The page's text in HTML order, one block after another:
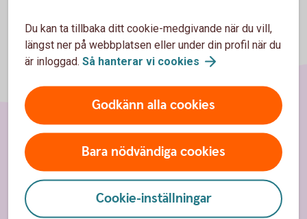
Du kan ta tillbaka ditt cookie-medgivande när du vill,
längst ner på webbplatsen eller under din profil när du
är inloggad. Så hanterar vi cookies
Godkänn alla cookies
Bara nödvändiga cookies
Cookie-inställningar
Sidfot
Hitta snabbt
Kontakta oss
Spärrhjälp